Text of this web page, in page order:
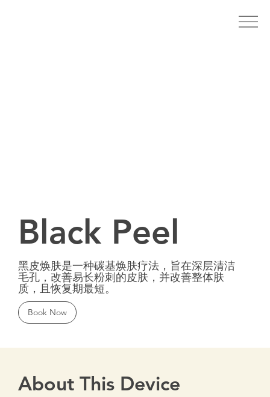
Black Peel
黑皮焕肤是一种碳基焕肤疗法，旨在深层清洁
毛孔，改善易长粉刺的皮肤，并改善整体肤
质，且恢复期最短。
Book Now
About This Device